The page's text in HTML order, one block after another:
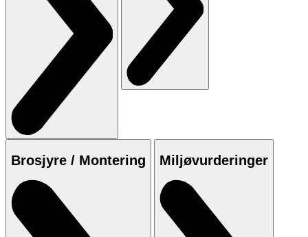
Brosjyre / Montering Miljøvurderinger